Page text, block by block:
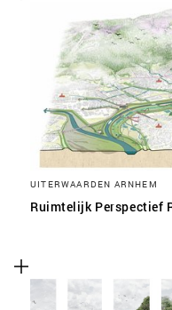
UITERWAARDEN ARNHEM
Ruimtelijk Perspectief